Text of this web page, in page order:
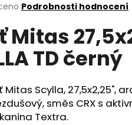
Podrobnosti hodnocení
Mitas
TD černý
Mitas Scylla, 27,5x2,25",
směs CRX s
Textra.